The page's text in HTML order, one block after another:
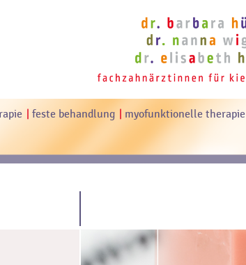
feste behandlung myofunktionelle therapie